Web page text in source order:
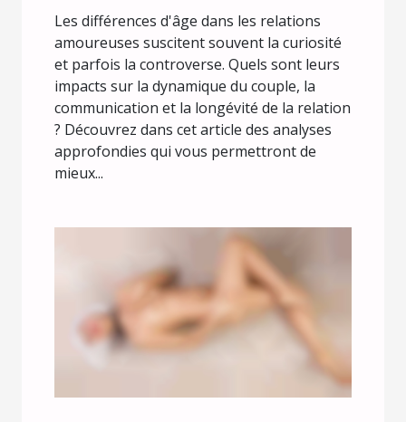
Les différences d'âge dans les relations
amoureuses suscitent souvent la curiosité
et parfois la controverse. Quels sont leurs
impacts sur la dynamique du couple, la
communication et la longévité de la relation
? Découvrez dans cet article des analyses
approfondies qui vous permettront de
mieux...